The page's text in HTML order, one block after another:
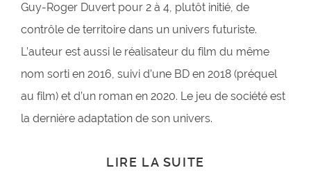
Guy-Roger Duvert pour 2 à 4, plutôt initié, de
contrôle de territoire dans un univers futuriste.
L’auteur est aussi le réalisateur du film du même
nom sorti en 2016, suivi d’une BD en 2018 (préquel
au film) et d’un roman en 2020. Le jeu de société est
la dernière adaptation de son univers.
LIRE LA SUITE